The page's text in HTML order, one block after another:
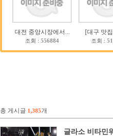
대전 중앙시장에서...
조회 : 556884
[대구 맛
조회 :
총 게시글 1,385개
글라소 비타민